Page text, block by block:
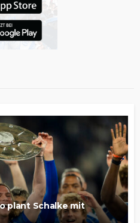
plant Schalke mit